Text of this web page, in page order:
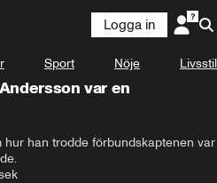
Logga in
Sport Nöje Livsstil
var en
han trodde förbundskaptenen var